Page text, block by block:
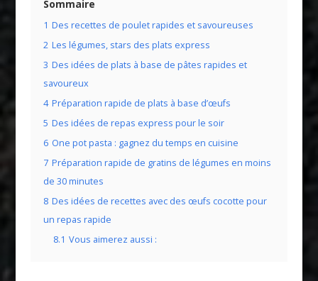
Sommaire
1 Des recettes de poulet rapides et savoureuses
2 Les légumes, stars des plats express
3 Des idées de plats à base de pâtes rapides et
savoureux
4 Préparation rapide de plats à base d’œufs
5 Des idées de repas express pour le soir
6 One pot pasta : gagnez du temps en cuisine
7 Préparation rapide de gratins de légumes en moins
de 30 minutes
8 Des idées de recettes avec des œufs cocotte pour
un repas rapide
8.1 Vous aimerez aussi :